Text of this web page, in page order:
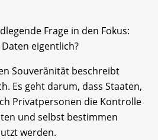
Frage in den Fokus:
eigentlich?
Souveränität beschreibt
Es geht darum, dass Staaten,
Privatpersonen die Kontrolle
und selbst bestimmen
werden.